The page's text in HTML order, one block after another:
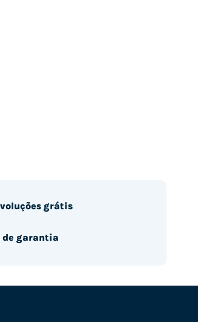
grátis
de garantia